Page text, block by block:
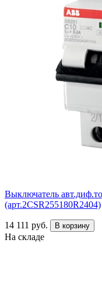
Выключатель
(арт.2CSR255180R2404)
14 111 руб. В корзину
На складе